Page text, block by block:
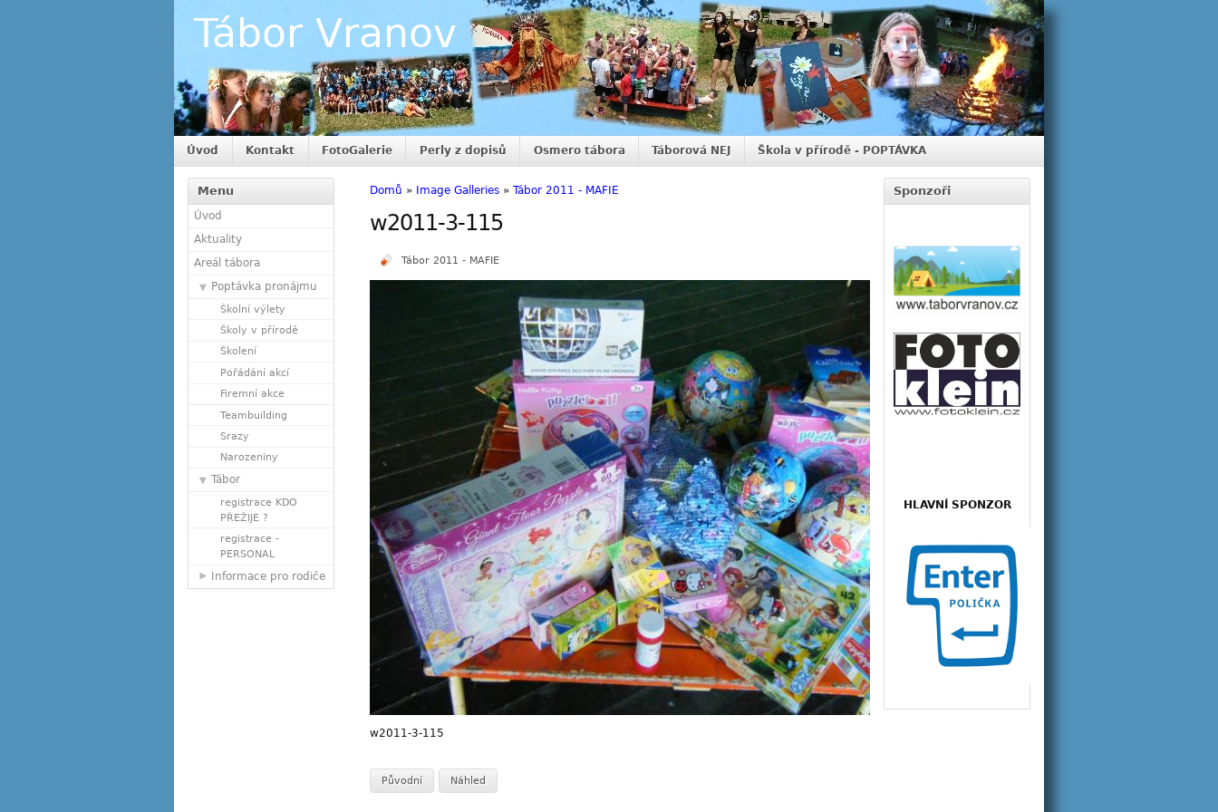
Tábor Vranov
Úvod Kontakt FotoGalerie Perly z dopisů Osmero tábora Táborová NEJ Škola v přírodě - POPTÁVKA
Menu
Úvod
Aktuality
Areál tábora
Poptávka pronájmu
Školní výlety
Školy v přírodě
Školení
Pořádání akcí
Firemní akce
Teambuilding
Srazy
Narozeniny
Tábor
registrace KDO
PŘEŽIJE ?
registrace -
PERSONAL
Informace pro rodiče
Domů » Image Galleries » Tábor 2011 - MAFIE
w2011-3-115
Tábor 2011 - MAFIE
w2011-3-115
Původní Náhled
Sponzoři
HLAVNÍ SPONZOR